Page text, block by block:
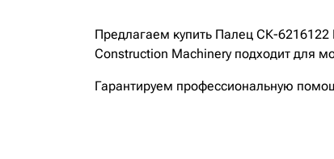
Предлагаем купить Палец СК-
Construction Machinery подходит для
Гарантируем профессиональную